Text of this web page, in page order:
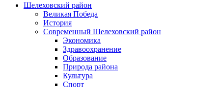
Шелеховский район
Великая Победа
История
Современный Шелеховский район
Экономика
Здравоохранение
Образование
Природа района
Культура
Спорт